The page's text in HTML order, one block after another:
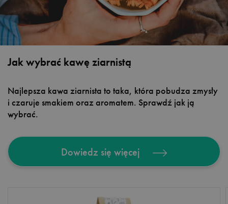
Jak wybrać kawę ziarnistą
Najlepsza kawa ziarnista to taka, która pobudza zmysły
i czaruje smakiem oraz aromatem. Sprawdź jak ją
wybrać.
Dowiedz się więcej